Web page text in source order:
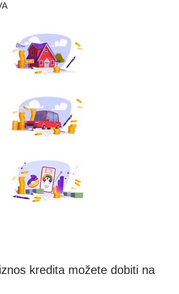
kredita možete dobiti na